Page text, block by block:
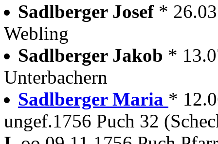
Sadlberger Josef *
Webling
Sadlberger Jakob *
Unterbachern
Sadlberger Maria *
ungef.1756 Puch 32